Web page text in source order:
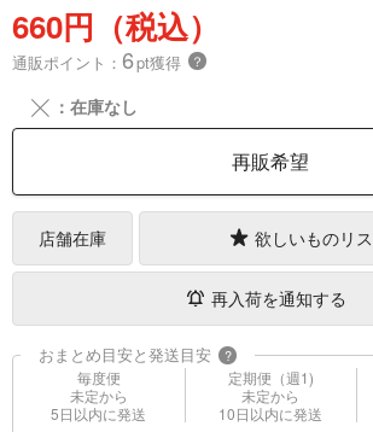
660円（税込）
通販ポイント： 6pt獲得 ？
╳ ：在庫なし
再販希望
店舗在庫 欲しいものリ
再入荷を通知する
おまとめ目安と発送目安 ?
毎度便
未定から
5日以内に発送
定期便（週1)
未定から
10日以内に発送